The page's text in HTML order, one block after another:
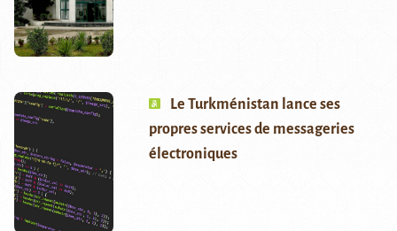
Le Turkménistan lance ses
propres services de messageries
électroniques